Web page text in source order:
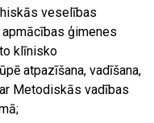
veselības
ģimenes
klīnisko
atpazīšana, vadīšana,
Metodiskās vadības